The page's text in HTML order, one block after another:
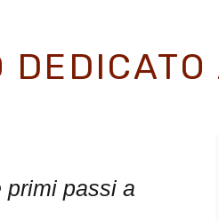
primi passi a